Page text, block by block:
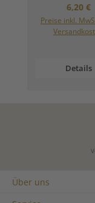
6,20 €
Preise inkl.
Details
Über uns